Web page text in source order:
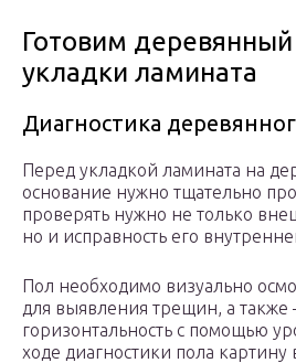
Готовим
укладки ламината
Диагностика
Перед укладкой ламината на
основание нужно тщательно
проверять нужно не только
но и исправность его
Пол необходимо визуально
для выявления трещин, а также
горизонтальность с помощью
ходе диагностики пола картину